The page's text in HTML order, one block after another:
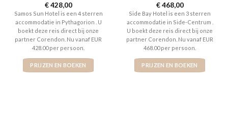
Gewaardeerd
4uit 5
€428,00
Samos Sun Hotel is een 4 sterren
accommodatie in Pythagorion . U
boekt deze reis direct bij onze
partner Corendon. Nu vanaf EUR
428.00 per persoon.
PRIJZEN EN BOEKEN
Gewaardeerd
3uit 5
€468,00
Side Bay Hotel is een 3 sterren
accommodatie in Side-Centrum .
U boekt deze reis direct bij onze
partner Corendon. Nu vanaf EUR
468.00 per persoon.
PRIJZEN EN BOEKEN